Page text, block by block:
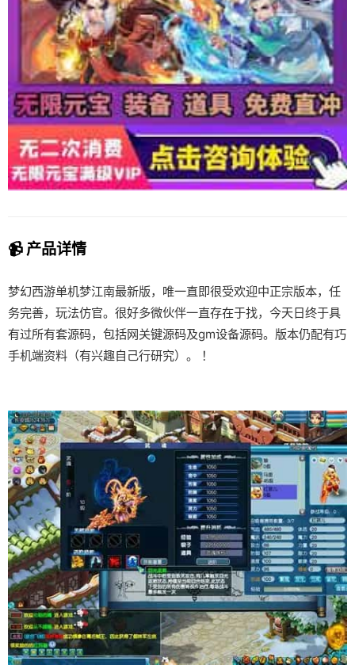
📹 产品详情
梦幻西游单机梦江南最新版，唯一直即很受欢迎中正宗版本，任
务完善，玩法仿官。很好多微伙伴一直存在于找，今天日终于具
有过所有套源码，包括网关键源码及gm设备源码。版本仍配有巧
手机端资料（有兴趣自己行研究）。 ！